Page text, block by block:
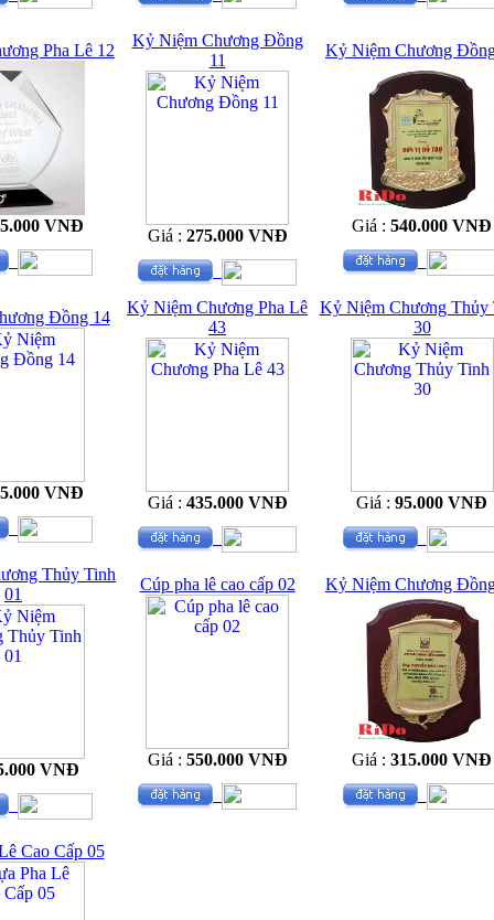
Pha Lê 12
VNĐ
Kỷ Niệm Chương Đồng
11
Giá : 275.000 VNĐ
Kỷ Niệm Chương
Giá : 540.000 VNĐ
Đồng 14
VNĐ
Kỷ Niệm Chương Pha Lê
43
Giá : 435.000 VNĐ
Kỷ Niệm Chương Thủy
30
Giá : 95.000 VNĐ
Thủy Tinh
01
VNĐ
Cúp pha lê cao cấp 02
Giá : 550.000 VNĐ
Kỷ Niệm Chương
Giá : 315.000 VNĐ
Cao Cấp 05